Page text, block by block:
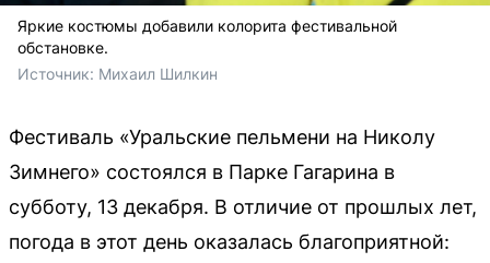
Яркие костюмы добавили колорита фестивальной
обстановке.
Источник: Михаил Шилкин
Фестиваль «Уральские пельмени на Николу
Зимнего» состоялся в Парке Гагарина в
субботу, 13 декабря. В отличие от прошлых лет,
погода в этот день оказалась благоприятной: